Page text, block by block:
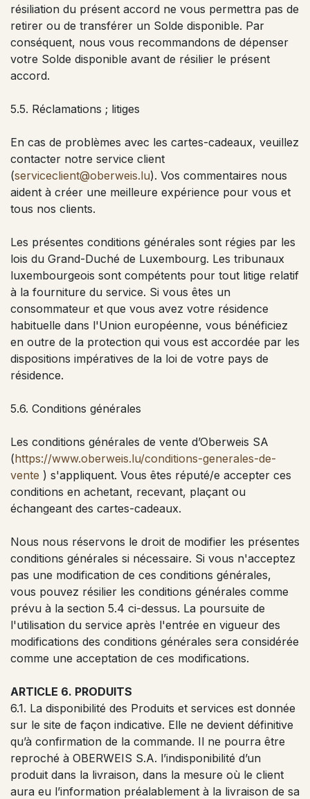
résiliation du présent accord ne vous permettra pas de
retirer ou de transférer un Solde disponible. Par
conséquent, nous vous recommandons de dépenser
votre Solde disponible avant de résilier le présent
accord.
5.5. Réclamations ; litiges
En cas de problèmes avec les cartes-cadeaux, veuillez
contacter notre service client
(serviceclient@oberweis.lu). Vos commentaires nous
aident à créer une meilleure expérience pour vous et
tous nos clients.
Les présentes conditions générales sont régies par les
lois du Grand-Duché de Luxembourg. Les tribunaux
luxembourgeois sont compétents pour tout litige relatif
à la fourniture du service. Si vous êtes un
consommateur et que vous avez votre résidence
habituelle dans l'Union européenne, vous bénéficiez
en outre de la protection qui vous est accordée par les
dispositions impératives de la loi de votre pays de
résidence.
5.6. Conditions générales
Les conditions générales de vente d’Oberweis SA
(https://www.oberweis.lu/conditions-generales-de-
vente ) s'appliquent. Vous êtes réputé/e accepter ces
conditions en achetant, recevant, plaçant ou
échangeant des cartes-cadeaux.
Nous nous réservons le droit de modifier les présentes
conditions générales si nécessaire. Si vous n'acceptez
pas une modification de ces conditions générales,
vous pouvez résilier les conditions générales comme
prévu à la section 5.4 ci-dessus. La poursuite de
l'utilisation du service après l'entrée en vigueur des
modifications des conditions générales sera considérée
comme une acceptation de ces modifications.
ARTICLE 6. PRODUITS
6.1. La disponibilité des Produits et services est donnée
sur le site de façon indicative. Elle ne devient définitive
qu’à confirmation de la commande. Il ne pourra être
reproché à OBERWEIS S.A. l’indisponibilité d’un
produit dans la livraison, dans la mesure où le client
aura eu l’information préalablement à la livraison de sa